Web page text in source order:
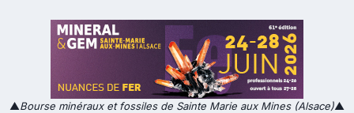
▲Bourse minéraux et fossiles de Sainte Marie aux Mines (Alsace)▲